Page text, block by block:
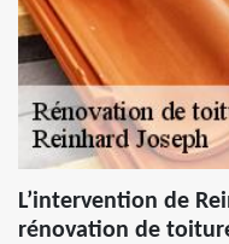
L’intervention de
rénovation de